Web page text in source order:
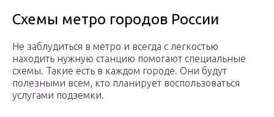
Схемы метро городов России
Не заблудиться в метро и всегда с легкостью
находить нужную станцию помогают специальные
схемы. Такие есть в каждом городе. Они будут
полезными всем, кто планирует воспользоваться
услугами подземки.